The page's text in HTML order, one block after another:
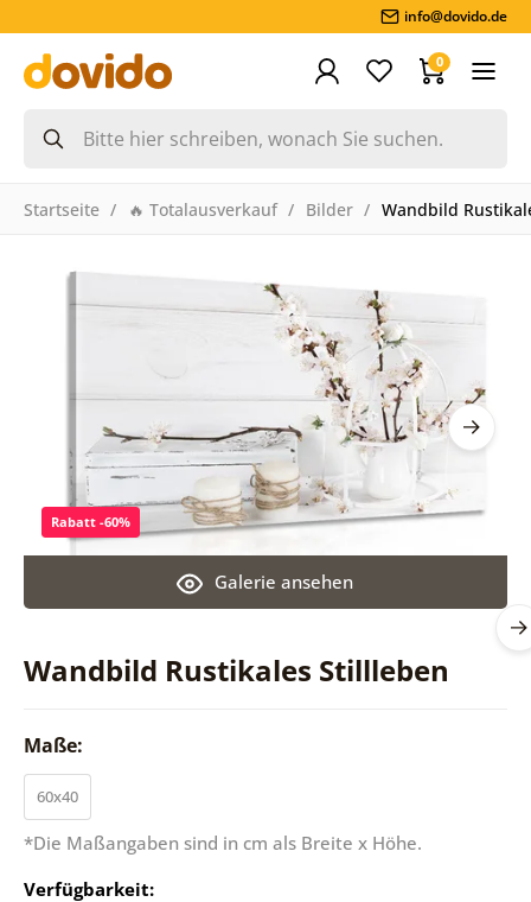
info@dovido.de
0
Startseite 🔥 Totalausverkauf Bilder Wandbild
Wandbild Rustikales Stillleben
Galerie ansehen
Rabatt -60%
Maße:
60x40
*Die Maßangaben sind in cm als Breite x Höhe.
Verfügbarkeit: